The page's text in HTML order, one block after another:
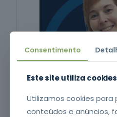
Consentimento
Este site utiliza cookies
Utilizamos cookies para
conteúdos e anúncios,